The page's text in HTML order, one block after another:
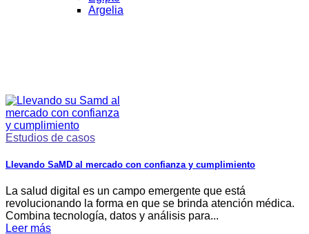
Argelia
Estudios de casos
Llevando SaMD al mercado con confianza y cumplimiento
La salud digital es un campo emergente que está
revolucionando la forma en que se brinda atención médica.
Combina tecnología, datos y análisis para...
Leer más